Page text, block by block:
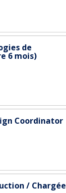
de
6 mois)
Coordinator
/ Chargée